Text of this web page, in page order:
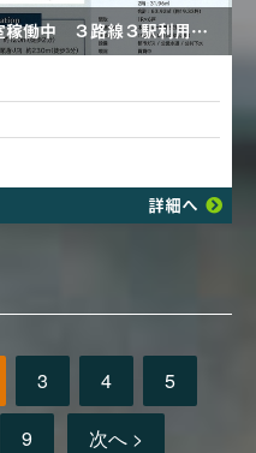
大田区の一棟売りアパート 満室稼働中 ３路線３駅利用可 駅まで平坦 アクセス良好 整形地 １R×６戸 価格変更あり6,980万円→6,700万円
詳細へ
3 4 5
9 次へ >